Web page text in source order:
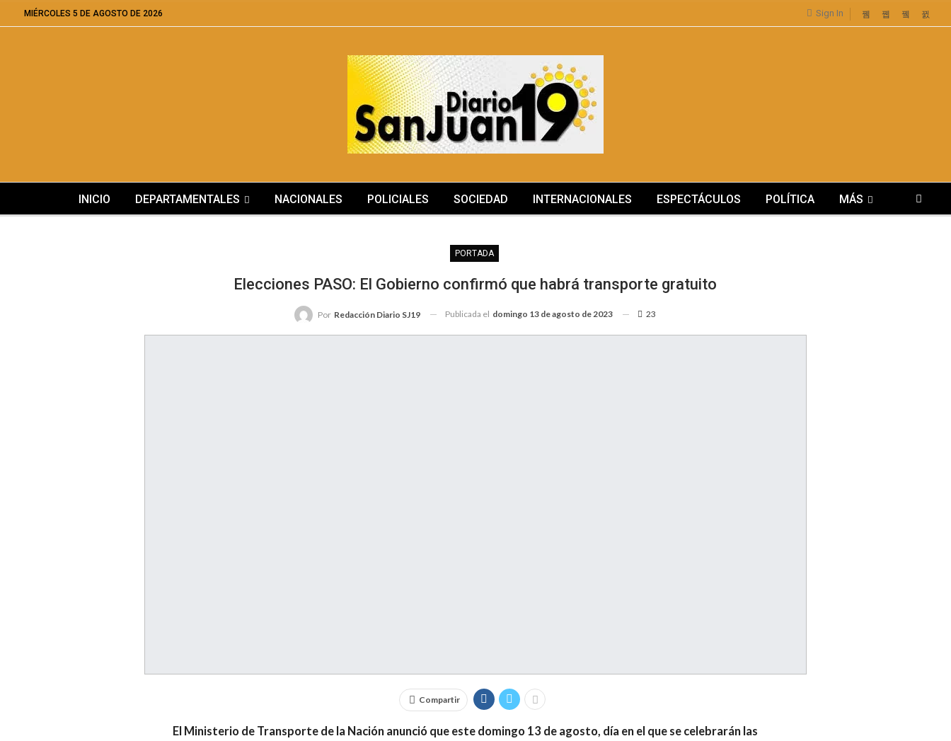
Sign In
MIÉRCOLES 5 DE AGOSTO DE 2026
INICIO DEPARTAMENTALES NACIONALES POLICIALES SOCIEDAD INTERNACIONALES ESPECTÁCULOS POLÍTICA MÁS
PORTADA
Elecciones PASO: El Gobierno confirmó que habrá transporte gratuito
Por Redacción Diario SJ19 Publicada el domingo 13 de agosto de 2023 23
Compartir
El Ministerio de Transporte de la Nación anunció que este domingo 13 de agosto, día en el que se celebrarán las